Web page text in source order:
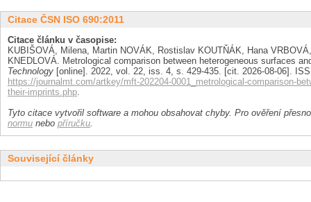
Citace ČSN ISO 690:2011
Citace článku v časopise:
KUBIŠOVÁ, Milena, Martin NOVÁK, Rostislav KOUTŇÁK, Hana
KNEDLOVÁ. Metrological comparison between heterogeneous surfaces
Technology [online]. 2022, vol. 22, iss. 4, s. 429-435. [cit. 2026-08-06].
https://journalmt.com/artkey/mft-202204-0001_metrological-comparison-
their-imprints.php.
Tyto citace vytvořil software a mohou obsahovat chyby. Pro ověření
normu nebo příručku.
Související články